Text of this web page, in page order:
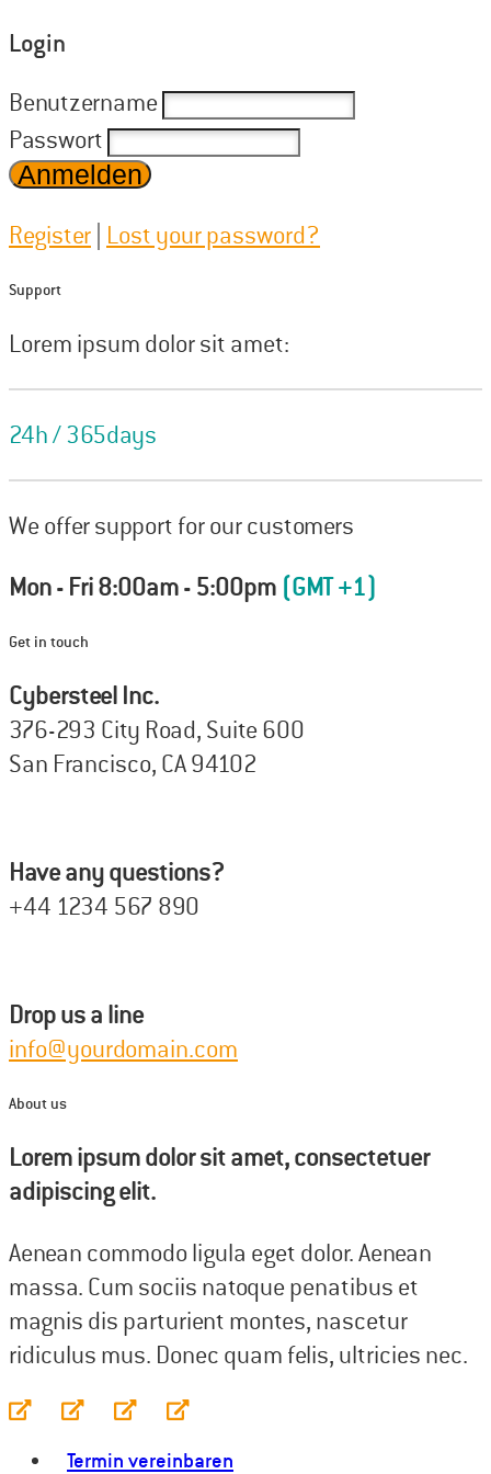
Login
Benutzername
Passwort
Anmelden
Register Lost your password?
Support
Lorem ipsum dolor sit amet:
24h/ 365days
We offer support for our customers
Mon - Fri 8:00am - 5:00pm (GMT +1)
Get in touch
Cybersteel Inc.
376-293 City Road, Suite 600
San Francisco, CA 94102
Have any questions?
+44 1234 567 890
Drop us a line
info@yourdomain.com
About us
Lorem ipsum dolor sit amet, consectetuer
adipiscing elit.
Aenean commodo ligula eget dolor. Aenean
massa. Cum sociis natoque penatibus et
magnis dis parturient montes, nascetur
ridiculus mus. Donec quam felis, ultricies nec.
Termin vereinbaren